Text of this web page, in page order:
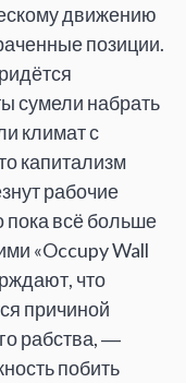
движению
позиции.
сумели набрать
климат с
капитализм
рабочие
пока всё больше
«Occupy Wall
что
причиной
рабства, ―
побить